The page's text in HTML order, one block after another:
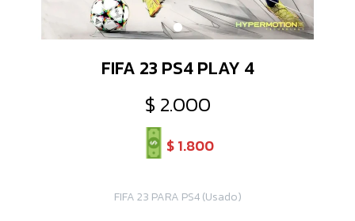
FIFA 23 PS4 PLAY 4
$ 2.000
$1.800
FIFA 23 PARA PS4 (Usado)